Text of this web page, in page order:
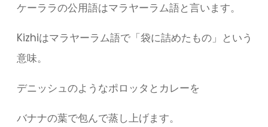
ケーララの公用語はマラヤーラム語と言います。
Kizhiはマラヤーラム語で「袋に詰めたもの」という
意味。
デニッシュのようなポロッタとカレーを
バナナの葉で包んで蒸し上げます。